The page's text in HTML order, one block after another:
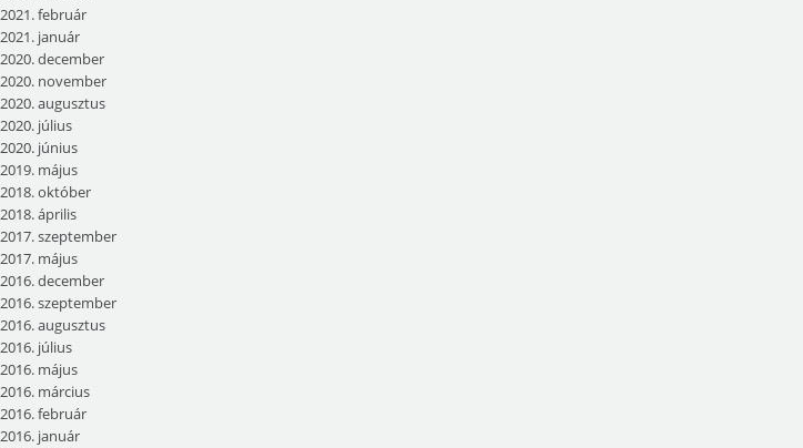
2021. február
2021. január
2020. december
2020. november
2020. augusztus
2020. július
2020. június
2019. május
2018. október
2018. április
2017. szeptember
2017. május
2016. december
2016. szeptember
2016. augusztus
2016. július
2016. május
2016. március
2016. február
2016. január